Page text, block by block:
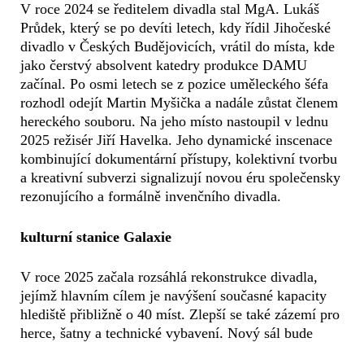
V roce 2024 se ředitelem divadla stal MgA. Lukáš
Průdek, který se po devíti letech, kdy řídil Jihočeské
divadlo v Českých Budějovicích, vrátil do místa, kde
jako čerstvý absolvent katedry produkce DAMU
začínal. Po osmi letech se z pozice uměleckého šéfa
rozhodl odejít Martin Myšička a nadále zůstat členem
hereckého souboru. Na jeho místo nastoupil v lednu
2025 režisér Jiří Havelka. Jeho dynamické inscenace
kombinující dokumentární přístupy, kolektivní tvorbu
a kreativní subverzi signalizují novou éru společensky
rezonujícího a formálně invenčního divadla.
kulturní stanice Galaxie
V roce 2025 začala rozsáhlá rekonstrukce divadla,
jejímž hlavním cílem je navýšení současné kapacity
hlediště přibližně o 40 míst. Zlepší se také zázemí pro
herce, šatny a technické vybavení. Nový sál bude